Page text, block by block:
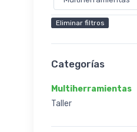
Eliminar filtros
Categorías
Multiherramientas
Taller